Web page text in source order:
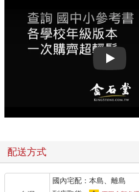
Play video
配送方式
國內宅配：本島、離島